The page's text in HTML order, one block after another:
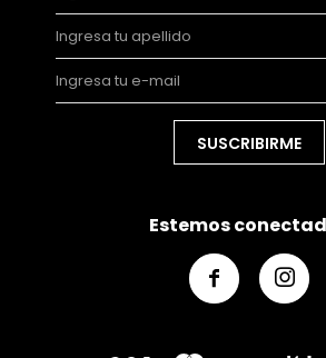
SUSCRIBIRME
Estemos
 